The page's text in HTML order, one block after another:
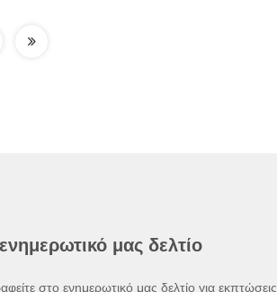
μας δελτίο
στο ενημερωτικό μας δελτίο για εκπτώσεις